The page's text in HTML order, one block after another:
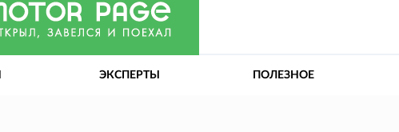
ЭКСПЕРТЫ ПОЛЕЗНОЕ